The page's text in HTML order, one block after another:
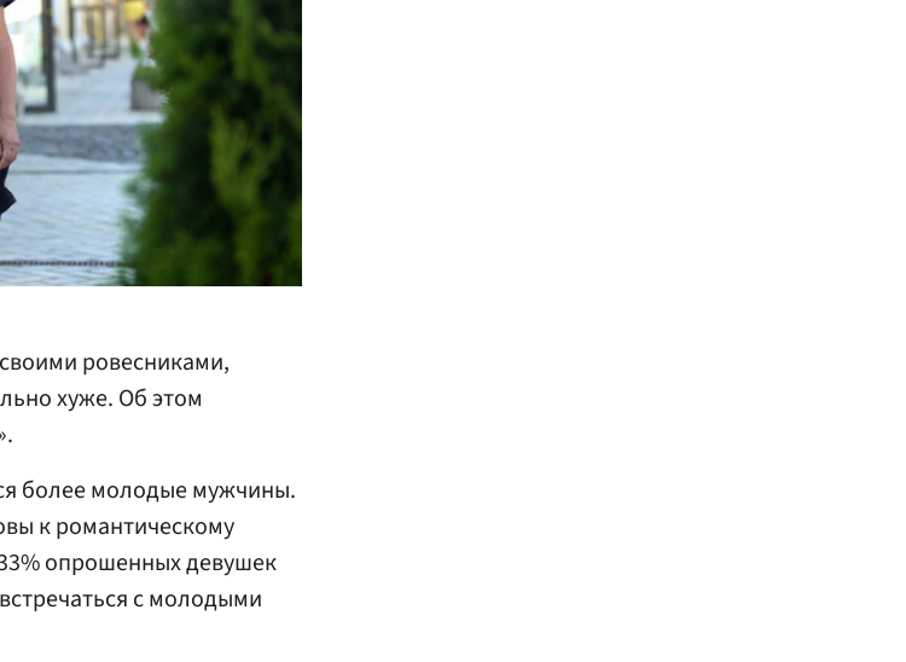
ровесниками,
хуже. Об этом
более молодые мужчины.
к романтическому
опрошенных девушек
с молодыми